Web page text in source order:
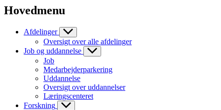
Hovedmenu
Afdelinger
Oversigt over alle afdelinger
Job og uddannelse
Job
Medarbejderparkering
Uddannelse
Oversigt over uddannelser
Læringscenteret
Forskning